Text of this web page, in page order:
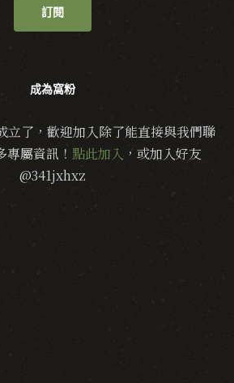
訂閱
成為窩粉
立了，歡迎加入除了能直接與我們聯
屬資訊！ 點此加入 ，或加入好友
@341jxhxz